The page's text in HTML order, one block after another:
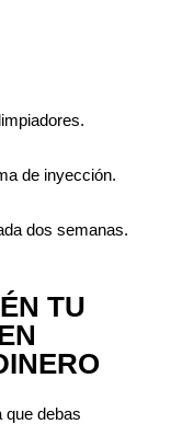
de inyección.
dos semanas.
TU
que debas